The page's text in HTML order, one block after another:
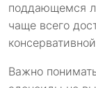
поддающемся
чаще всего
Важно